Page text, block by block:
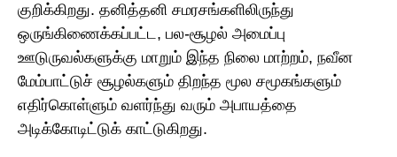
குறிக்கிறது. தனித்தனி சமரசங்களிலிருந்து
ஒருங்கிணைக்கப்பட்ட, பல-சூழல் அமைப்பு
ஊடுருவல்களுக்கு மாறும் இந்த நிலை மாற்றம், நவீன
மேம்பாட்டுச் சூழல்களும் திறந்த மூல சமூகங்களும்
எதிர்கொள்ளும் வளர்ந்து வரும் அபாயத்தை
அடிக்கோடிட்டுக் காட்டுகிறது.